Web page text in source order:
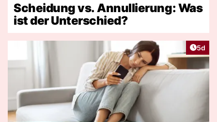
Scheidung vs. Annullierung: Was
ist der Unterschied?
5d